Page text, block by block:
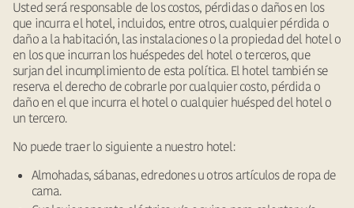
Usted será responsable de los costos, pérdidas o daños en los
que incurra el hotel, incluidos, entre otros, cualquier pérdida o
daño a la habitación, las instalaciones o la propiedad del hotel o
en los que incurran los huéspedes del hotel o terceros, que
surjan del incumplimiento de esta política. El hotel también se
reserva el derecho de cobrarle por cualquier costo, pérdida o
daño en el que incurra el hotel o cualquier huésped del hotel o
un tercero.
No puede traer lo siguiente a nuestro hotel:
Almohadas, sábanas, edredones u otros artículos de ropa de
cama.